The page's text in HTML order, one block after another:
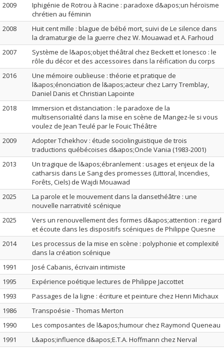
2009
Iphigénie de Rotrou à Racine : paradoxe d&apos;un héroïsme
chrétien au féminin
2008
Huit cent mille : blague de bébé mort, suivi de Le silence dans
la dramaturgie de la guerre chez W. Mouawad et A. Farhoud
2007
Système de l&apos;objet théâtral chez Beckett et Ionesco : le
rôle du décor et des accessoires dans la réification du corps
2016
Une mémoire oublieuse : théorie et pratique de
l&apos;énonciation de l&apos;acteur chez Larry Tremblay,
Daniel Danis et Christian Lapointe
2018
Immersion et distanciation : le paradoxe de la
multisensorialité dans la mise en scène de Mangez-le si vous
voulez de Jean Teulé par le Fouic Théâtre
2009
Adopter Tchekhov : étude sociolinguistique de trois
traductions québécoises d&apos;Oncle Vania (1983-2001)
2013
Un tragique de l&apos;ébranlement : usages et enjeux de la
catharsis dans Le Sang des promesses (Littoral, Incendies,
Forêts, Ciels) de Wajdi Mouawad
2025
La parole et le mouvement dans la dansethéâtre : une
nouvelle narrativité scénique
2025
Vers un renouvellement des formes d&apos;attention : regard
et écoute dans les dispositifs scéniques de Philippe Quesne
2014
Les processus de la mise en scène : polyphonie et complexité
dans la création scénique
1991
José Cabanis, écrivain intimiste
1995
Expérience poétique lectures de Philippe Jaccottet
1993
Passages de la ligne : écriture et peinture chez Henri Michaux
1986
Transpoésie - Thomas Merton
1990
Les composantes de l&apos;humour chez Raymond Queneau
1991
L&apos;influence d&apos;E.T.A. Hoffmann chez Nerval